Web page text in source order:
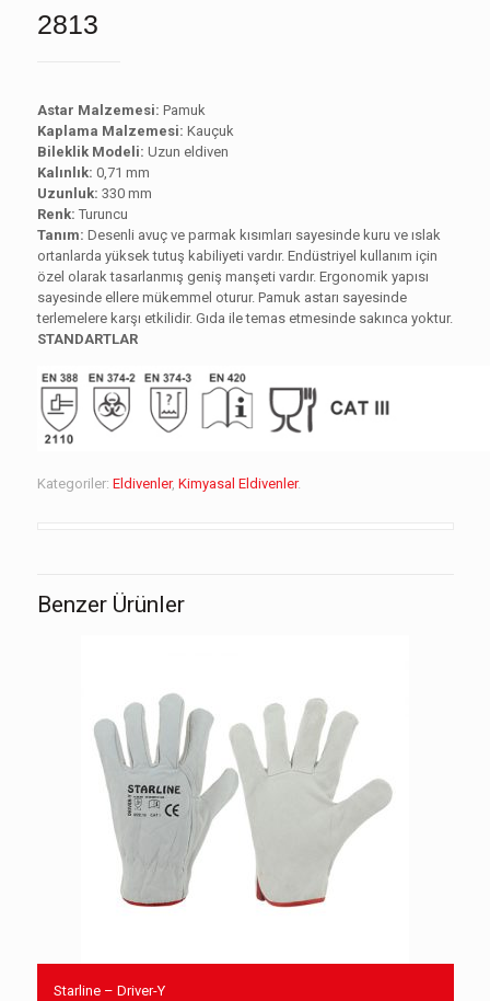
2813
Astar Malzemesi: Pamuk
Kaplama Malzemesi: Kauçuk
Bileklik Modeli: Uzun eldiven
Kalınlık: 0,71 mm
Uzunluk: 330 mm
Renk: Turuncu
Tanım: Desenli avuç ve parmak kısımları sayesinde kuru ve ıslak
ortanlarda yüksek tutuş kabiliyeti vardır. Endüstriyel kullanım için
özel olarak tasarlanmış geniş manşeti vardır. Ergonomik yapısı
sayesinde ellere mükemmel oturur. Pamuk astarı sayesinde
terlemelere karşı etkilidir. Gıda ile temas etmesinde sakınca yoktur.
STANDARTLAR
Kategoriler: Eldivenler, Kimyasal Eldivenler.
Benzer Ürünler
Starline – Driver-Y